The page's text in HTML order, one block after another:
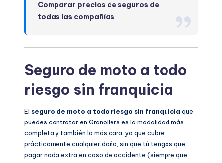
Comparar precios de seguros de
todas las compañías
Seguro de moto a todo
riesgo sin franquicia
El seguro de moto a todo riesgo sin franquicia que
puedes contratar en Granollers es la modalidad más
completa y también la más cara, ya que cubre
prácticamente cualquier daño, sin que tú tengas que
pagar nada extra en caso de accidente (siempre que